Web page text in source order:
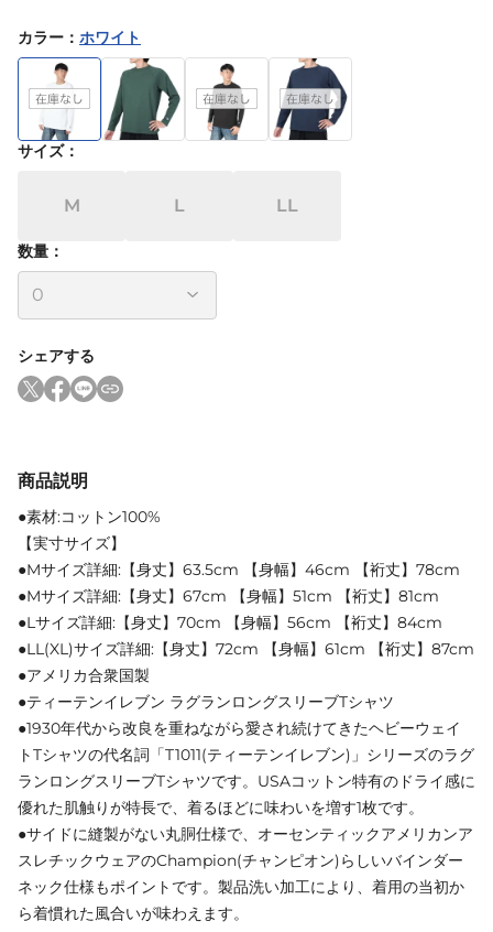
カラー ： ホワイト
サイズ：
M L LL
数量：
シェアする
商品説明
●素材:コットン100%
【実寸サイズ】
●Mサイズ詳細:【身丈】63.5cm 【身幅】46cm 【裄丈】78cm
●Mサイズ詳細:【身丈】67cm 【身幅】51cm 【裄丈】81cm
●Lサイズ詳細:【身丈】70cm 【身幅】56cm 【裄丈】84cm
●LL(XL)サイズ詳細:【身丈】72cm 【身幅】61cm 【裄丈】87cm
●アメリカ合衆国製
●ティーテンイレブン ラグランロングスリーブTシャツ
●1930年代から改良を重ねながら愛され続けてきたヘビーウェイ
トTシャツの代名詞「T1011(ティーテンイレブン)」シリーズのラグ
ランロングスリーブTシャツです。USAコットン特有のドライ感に
優れた肌触りが特長で、着るほどに味わいを増す1枚です。
●サイドに縫製がない丸胴仕様で、オーセンティックアメリカンア
スレチックウェアのChampion(チャンピオン)らしいバインダー
ネック仕様もポイントです。製品洗い加工により、着用の当初か
ら着慣れた風合いが味わえます。